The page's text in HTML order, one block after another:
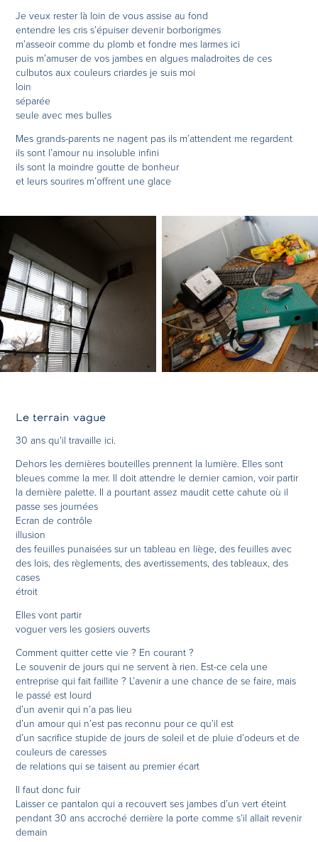
Je veux rester là loin de vous assise au fond
entendre les cris s’épuiser devenir borborigmes
m’asseoir comme du plomb et fondre mes larmes ici
puis m’amuser de vos jambes en algues maladroites de ces
culbutos aux couleurs criardes je suis moi
loin
séparée
seule avec mes bulles
Mes grands-parents ne nagent pas ils m’attendent me regardent
ils sont l’amour nu insoluble infini
ils sont la moindre goutte de bonheur
et leurs sourires m’offrent une glace
Le terrain vague
30 ans qu'il travaille ici.
Dehors les dernières bouteilles prennent la lumière. Elles sont
bleues comme la mer. Il doit attendre le dernier camion, voir partir
la dernière palette. Il a pourtant assez maudit cette cahute où il
passe ses journées
Ecran de contrôle
illusion
des feuilles punaisées sur un tableau en liège, des feuilles avec
des lois, des règlements, des avertissements, des tableaux, des
cases
étroit
Elles vont partir
voguer vers les gosiers ouverts
Comment quitter cette vie ? En courant ?
Le souvenir de jours qui ne servent à rien. Est-ce cela une
entreprise qui fait faillite ? L’avenir a une chance de se faire, mais
le passé est lourd
d’un avenir qui n’a pas lieu
d’un amour qui n’est pas reconnu pour ce qu’il est
d’un sacrifice stupide de jours de soleil et de pluie d’odeurs et de
couleurs de caresses
de relations qui se taisent au premier écart
Il faut donc fuir
Laisser ce pantalon qui a recouvert ses jambes d’un vert éteint
pendant 30 ans accroché derrière la porte comme s’il allait revenir
demain